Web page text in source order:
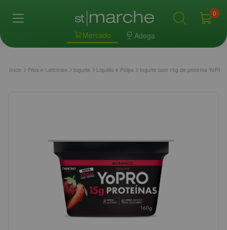
Mercado Adega
0
Início Frios e Laticínios Iogurte Líquido e Polpa Iogurte com 15g de proteína